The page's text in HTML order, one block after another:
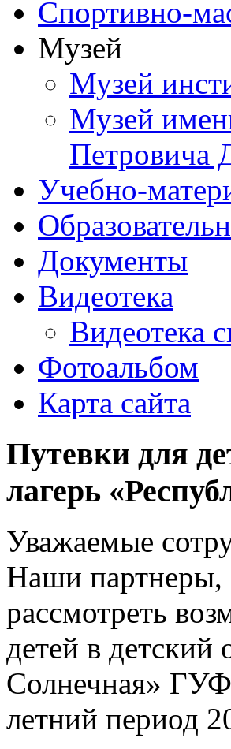
Спортивно-
Музей
Музей
Музей
Петровича
Учебно-
Документы
Видеотека
Видеотека
Фотоальбом
Карта сайта
Путевки для
лагерь
Уважаемые
Наши
рассмотреть
детей в детский
Солнечная»
летний период